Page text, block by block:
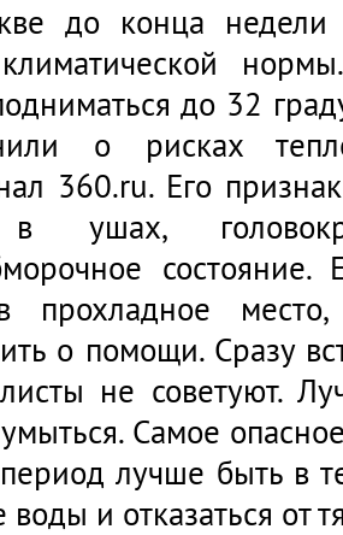
до конца недели
до 32
о рисках
360.ru. Его
ушах,
прохладное
о помощи. Сразу
не советуют.
Самое
лучше быть в
и отказаться от